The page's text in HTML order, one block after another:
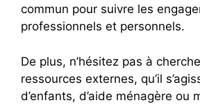
commun pour suivre les
professionnels et personnels.
De plus, n’hésitez pas à
ressources externes, qu’il
d’enfants, d’aide ménagère ou